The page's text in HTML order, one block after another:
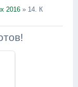
2016 » 14. К